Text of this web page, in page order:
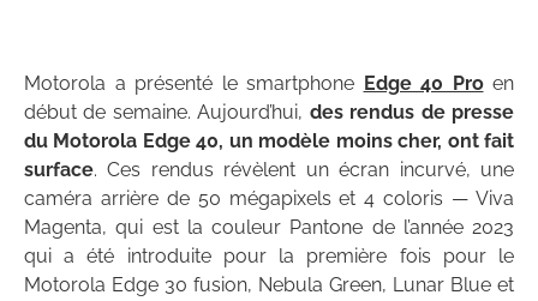
Motorola a présenté le smartphone Edge 40 Proen
début de semaine. Aujourd’hui, des rendus de presse
du Motorola Edge 40, un modèle moins cher, ont fait
surface. Ces rendus révèlent un écran incurvé, une
caméra arrière de 50 mégapixels et 4 coloris — Viva
Magenta, qui est la couleur Pantone de l’année 2023
qui a été introduite pour la première fois pour le
Motorola Edge 30 fusion, Nebula Green, Lunar Blue et